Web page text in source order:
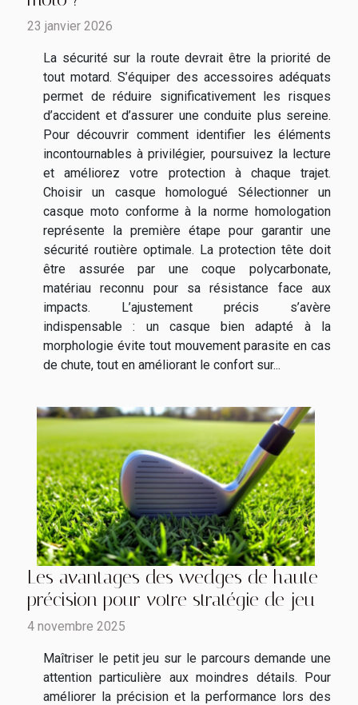
23 janvier 2026
La sécurité sur la route devrait être la priorité de
tout motard. S’équiper des accessoires adéquats
permet de réduire significativement les risques
d’accident et d’assurer une conduite plus sereine.
Pour découvrir comment identifier les éléments
incontournables à privilégier, poursuivez la lecture
et améliorez votre protection à chaque trajet.
Choisir un casque homologué Sélectionner un
casque moto conforme à la norme homologation
représente la première étape pour garantir une
sécurité routière optimale. La protection tête doit
être assurée par une coque polycarbonate,
matériau reconnu pour sa résistance face aux
impacts. L’ajustement précis s’avère
indispensable : un casque bien adapté à la
morphologie évite tout mouvement parasite en cas
de chute, tout en améliorant le confort sur...
Les avantages des wedges de haute
précision pour votre stratégie de jeu
4 novembre 2025
Maîtriser le petit jeu sur le parcours demande une
attention particulière aux moindres détails. Pour
améliorer la précision et la performance lors des